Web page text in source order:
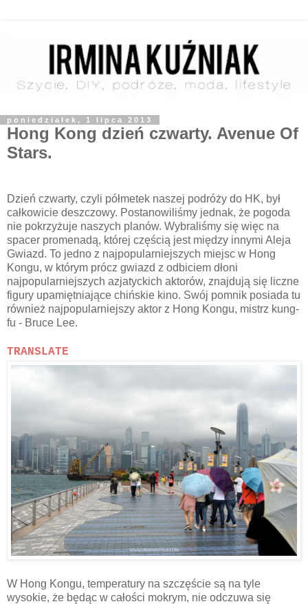
poniedziałek, 1 lipca 2013
Hong Kong dzień czwarty. Avenue Of
Stars.
Dzień czwarty, czyli półmetek naszej podróży do HK, był
całkowicie deszczowy. Postanowiliśmy jednak, że pogoda
nie pokrzyżuje naszych planów. Wybraliśmy się więc na
spacer promenadą, której częścią jest między innymi Aleja
Gwiazd. To jedno z najpopularniejszych miejsc w Hong
Kongu, w którym prócz gwiazd z odbiciem dłoni
najpopularniejszych azjatyckich aktorów, znajdują się liczne
figury upamiętniające chińskie kino. Swój pomnik posiada tu
również najpopularniejszy aktor z Hong Kongu, mistrz kung-
fu - Bruce Lee.
TRANSLATE
W Hong Kongu, temperatury na szczęście są na tyle
wysokie, że będąc w całości mokrym, nie odczuwa się